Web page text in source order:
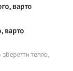
варто
тепло,